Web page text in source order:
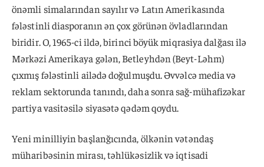
önəmli simalarından sayılır və Latın Amerikasında
fələstinli diasporanın ən çox görünən övladlarından
biridir. O, 1965-ci ildə, birinci böyük miqrasiya dalğası ilə
Mərkəzi Amerikaya gələn, Betleyhdən (Beyt-Ləhm)
çıxmış fələstinli ailədə doğulmuşdu. Əvvəlcə media və
reklam sektorunda tanındı, daha sonra sağ-mühafizəkar
partiya vasitəsilə siyasətə qədəm qoydu.
Yeni minilliyin başlanğıcında, ölkənin vətəndaş
müharibəsinin mirası, təhlükəsizlik və iqtisadi